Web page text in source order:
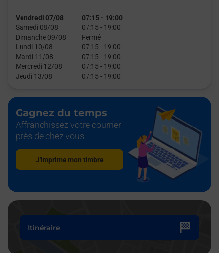
Vendredi 07/08 07:15 - 19:00
Samedi 08/08
07:15 - 19:00
Dimanche 09/08
Fermé
Lundi 10/08
07:15 - 19:00
Mardi 11/08
07:15 - 19:00
Mercredi 12/08
07:15 - 19:00
Jeudi 13/08
07:15 - 19:00
Gagnez du temps
Affranchissez votre courrier
près de chez vous
J'imprime mon timbre
Itinéraire